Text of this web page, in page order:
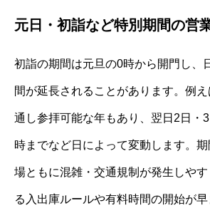
元日・初詣など特別期間の営
初詣の期間は元旦の0時から開門し、
間が延長されることがあります。例
通し参拝可能な年もあり、翌日2日・
時までなど日によって変動します。
場ともに混雑・交通規制が発生しや
る入出庫ルールや有料時間の開始が